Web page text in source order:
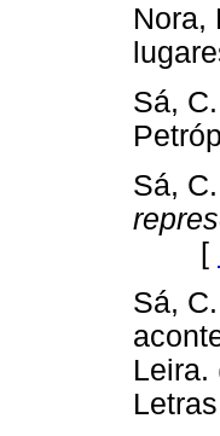
Nora,
Sá,
Sá,
[
Sá,
Leira.